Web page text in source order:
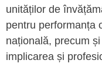
unităților de
pentru performanța
națională, precum
implicarea și